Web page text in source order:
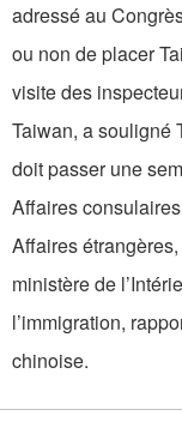
adressé au
ou non de placer
visite des
Taiwan, a souligné
doit passer une
Affaires
Affaires
ministère de
l’immigration,
chinoise.